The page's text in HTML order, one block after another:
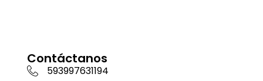
Contáctanos
593997631194